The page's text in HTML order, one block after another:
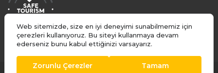
Web sitemizde, size en iyi deneyimi sunabilmemiz için
çerezleri kullanıyoruz. Bu siteyi kullanmaya devam
ederseniz bunu kabul ettiğinizi varsayarız.
Zorunlu Çerezler Tamam